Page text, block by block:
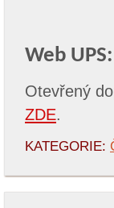
Web UPS:
Otevřený
ZDE.
KATEGORIE: